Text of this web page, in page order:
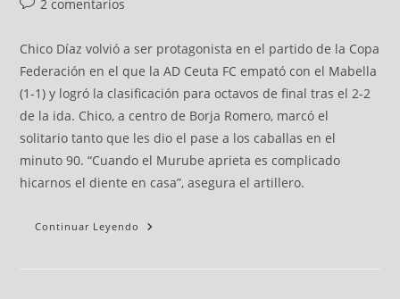
2 comentarios
Chico Díaz volvió a ser protagonista en el partido de la Copa
Federación en el que la AD Ceuta FC empató con el Mabella
(1-1) y logró la clasificación para octavos de final tras el 2-2
de la ida. Chico, a centro de Borja Romero, marcó el
solitario tanto que les dio el pase a los caballas en el
minuto 90. “Cuando el Murube aprieta es complicado
hicarnos el diente en casa”, asegura el artillero.
Continuar Leyendo